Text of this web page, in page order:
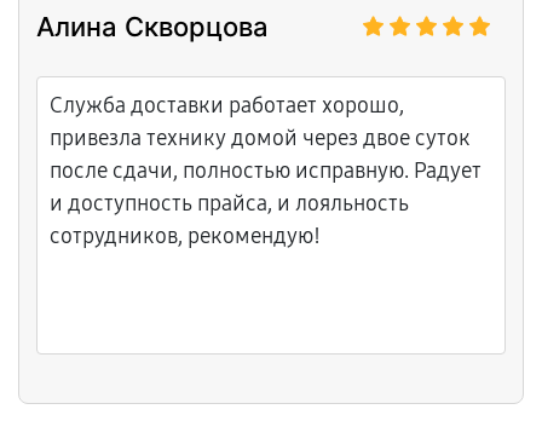
сделали все качественно. Звук теперь
моментально. Мне понравилось, что никто
не навязывал лишних услуг, все четко и по
делу.
Алина Скворцова
Служба доставки работает хорошо,
привезла технику домой через двое суток
после сдачи, полностью исправную. Радует
и доступность прайса, и лояльность
сотрудников, рекомендую!